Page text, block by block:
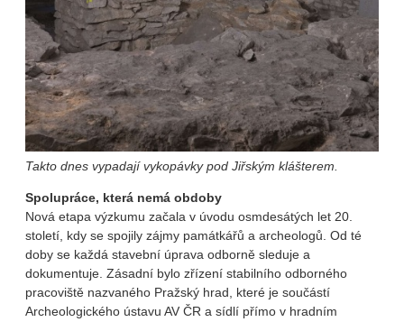
Takto dnes vypadají vykopávky pod Jiřským klášterem.
Spolupráce, která nemá obdoby
Nová etapa výzkumu začala v úvodu osmdesátých let 20.
století, kdy se spojily zájmy památkářů a archeologů. Od té
doby se každá stavební úprava odborně sleduje a
dokumentuje. Zásadní bylo zřízení stabilního odborného
pracoviště nazvaného Pražský hrad, které je součástí
Archeologického ústavu AV ČR a sídlí přímo v hradním